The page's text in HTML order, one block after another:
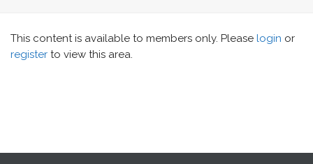
This content is available to members only. Please login or
register to view this area.